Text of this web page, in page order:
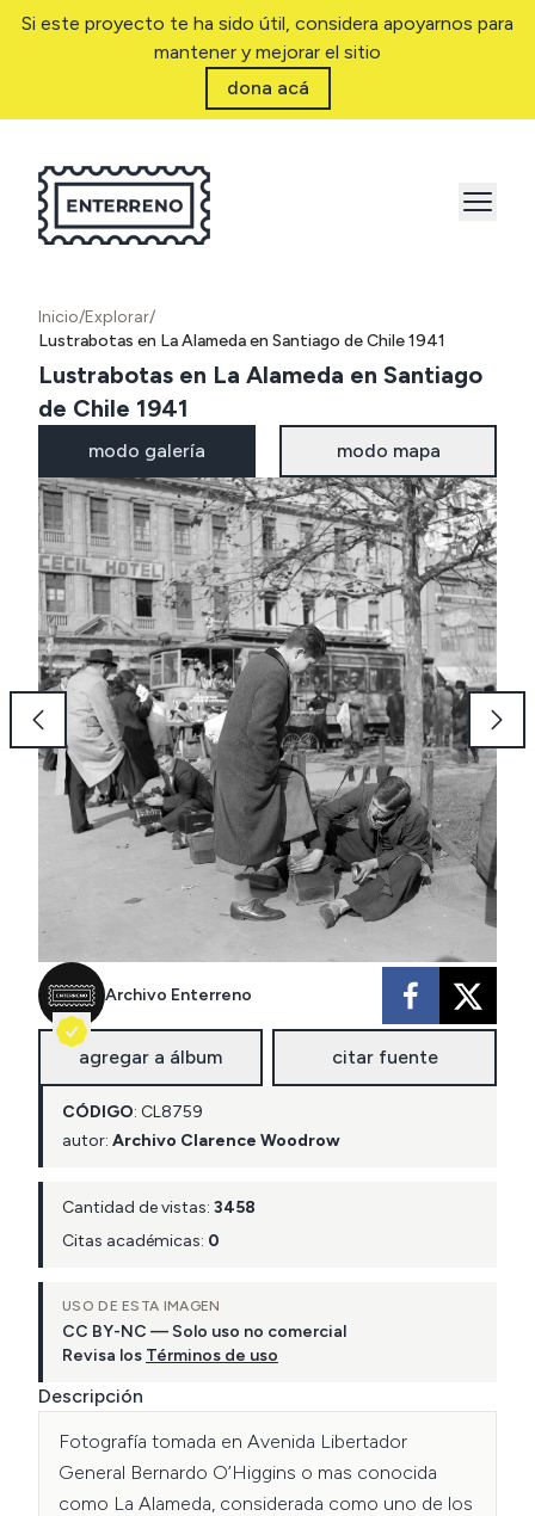
Si este proyecto te ha sido útil, considera apoyarnos para
mantener y mejorar el sitio
dona acá
Inicio/Explorar/
Lustrabotas en La Alameda en Santiago de Chile 1941
Lustrabotas en La Alameda en Santiago
de Chile 1941
modo galería modo mapa
Archivo Enterreno
agregar a álbum citar fuente
CÓDIGO: CL8759
autor: Archivo Clarence Woodrow
Cantidad de vistas: 3458
Citas académicas: 0
USO DE ESTA IMAGEN
CC BY-NC — Solo uso no comercial
Revisa los Términos de uso
Descripción
Fotografía tomada en Avenida Libertador
General Bernardo O’Higgins o mas conocida
como La Alameda, considerada como uno de los